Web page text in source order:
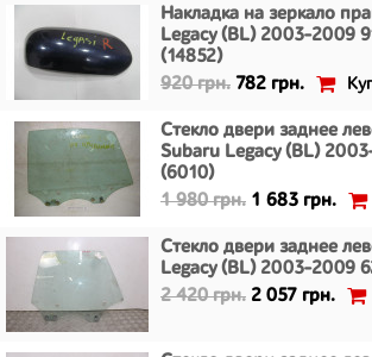
Накладка на зеркало
Legacy (BL) 2003-2009
(14852)
920 грн. 782 грн.
Стекло двери заднее
Subaru Legacy (BL)
(6010)
1 980 грн. 1 683 грн.
Стекло двери заднее
Legacy (BL) 2003-2009
2 420 грн. 2 057 грн.